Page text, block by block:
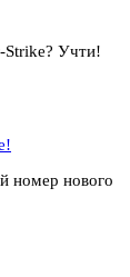
Strike? Учти!
номер нового